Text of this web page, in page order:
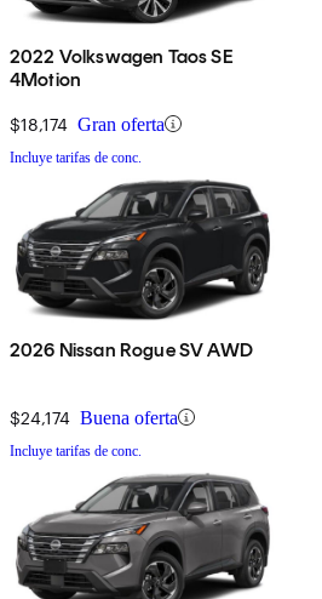
2022 Volkswagen Taos SE
4Motion
$18,174 Gran oferta
Incluye tarifas de conc.
2026 Nissan Rogue SV AWD
$24,174 Buena oferta
Incluye tarifas de conc.